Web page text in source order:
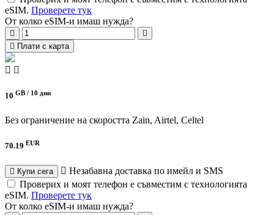
eSIM. Проверете тук
От колко eSIM-и имаш нужда?
Плати с карта
10 GB / 10 дни
Без ограничение на скоростта Zain, Airtel, Celtel
70.19 EUR
Купи сега
Незабавна доставка по имейл и SMS
Проверих и моят телефон е съвместим с технологията
eSIM. Проверете тук
От колко eSIM-и имаш нужда?